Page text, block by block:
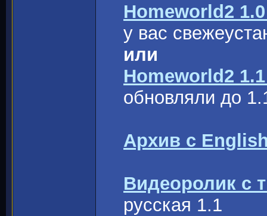
Homeworld2
у вас
или
Homeworld2
обновляли до
Архив с
Видеоролик с
русская 1.1